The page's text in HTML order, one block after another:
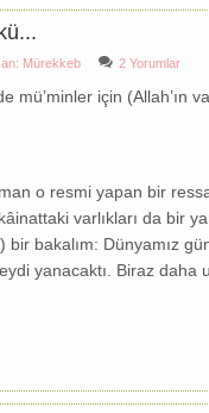
Mürekkeb 2 Yorumlar
mü’minler için (Allah’ın
o resmi yapan bir
varlıkları da bir
bir bakalım: Dünyamız
yanacaktı. Biraz daha